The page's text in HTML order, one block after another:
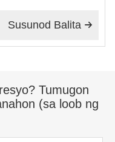

Susunod Balita
Tumugon
(sa loob ng